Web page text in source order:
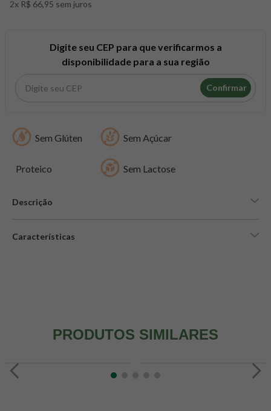
2x R$ 66,95 sem juros
Digite seu CEP para que verificarmos a
disponibilidade para a sua região
Confirmar
Sem Glúten Sem Açúcar
Proteico Sem Lactose
Descrição
Características
PRODUTOS SIMILARES
8º snack proteico mundo verde